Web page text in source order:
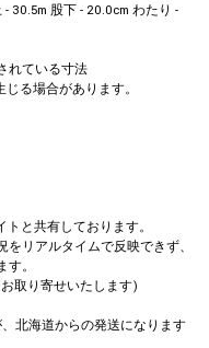
30.5m 股下 - 20.0cm わたり -
れている寸法
る場合があります。
と共有しております。
リアルタイムで反映できず、
。
取り寄せいたします)
北海道からの発送になります